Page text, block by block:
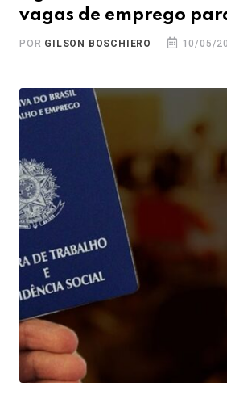
vagas de emprego
POR GILSON BOSCHIERO 10/05/